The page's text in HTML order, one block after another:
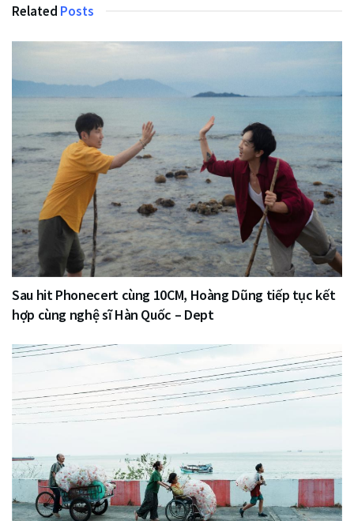
Related Posts
Sau hit Phonecert cùng 10CM, Hoàng Dũng tiếp tục kết
hợp cùng nghệ sĩ Hàn Quốc – Dept